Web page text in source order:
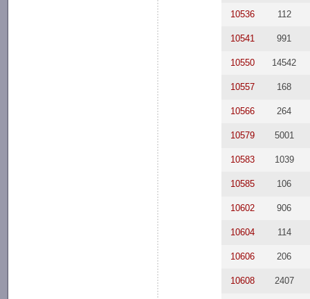
10536 112
10541 991
10550 14542
10557 168
10566 264
10579 5001
10583 1039
10585 106
10602 906
10604 114
10606 206
10608 2407